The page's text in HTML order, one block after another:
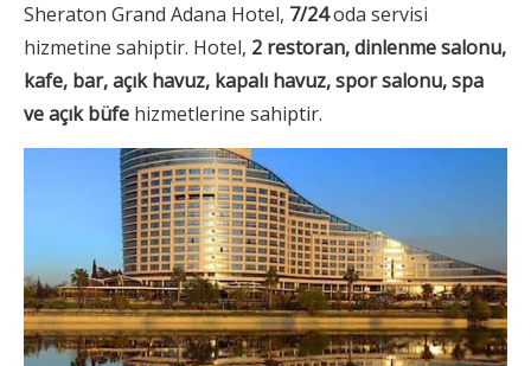
Sheraton Grand Adana Hotel, 7/24oda servisi
hizmetine sahiptir. Hotel, 2 restoran, dinlenme salonu,
kafe, bar, açık havuz, kapalı havuz, spor salonu, spa
ve açık büfe hizmetlerine sahiptir.